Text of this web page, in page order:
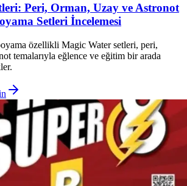
Peri, Orman, Uzay ve Astronot
Setleri İncelemesi
özellikli Magic Water setleri, peri,
temalarıyla eğlence ve eğitim bir arada